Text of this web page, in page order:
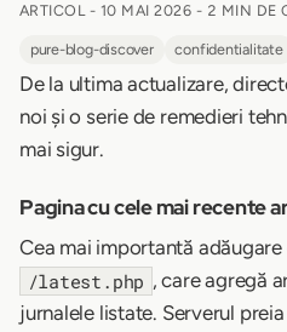
ARTICOL - 10 MAI 2026 - 2 MIN DE
pure-blog-discover confidentialitate
De la ultima actualizare,
noi și o serie de remedieri
mai sigur.
Pagina cu cele mai recente
Cea mai importantă
/latest.php , care agregă
jurnalele listate. Serverul